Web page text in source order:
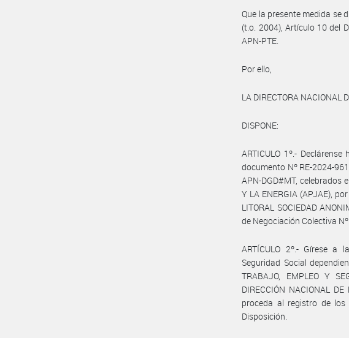
Que la presente medida se
(t.o. 2004), Artículo 10 del
APN-PTE.
Por ello,
LA DIRECTORA NACIONAL
DISPONE:
ARTICULO 1º.-
documento Nº RE-2024-
APN-DGD#MT, celebrados
Y LA ENERGIA (APJAE),
LITORAL SOCIEDAD
de Negociación Colectiva
ARTÍCULO 2º.- Gírese a
Seguridad Social
TRABAJO, EMPLEO Y
DIRECCIÓN NACIONAL
proceda al registro de
Disposición.